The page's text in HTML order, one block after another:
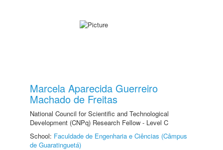
Marcela Aparecida Guerreiro
Machado de Freitas
National Council for Scientific and Technological
Development (CNPq) Research Fellow - Level C
School: Faculdade de Engenharia e Ciências (Câmpus
de Guaratinguetá)